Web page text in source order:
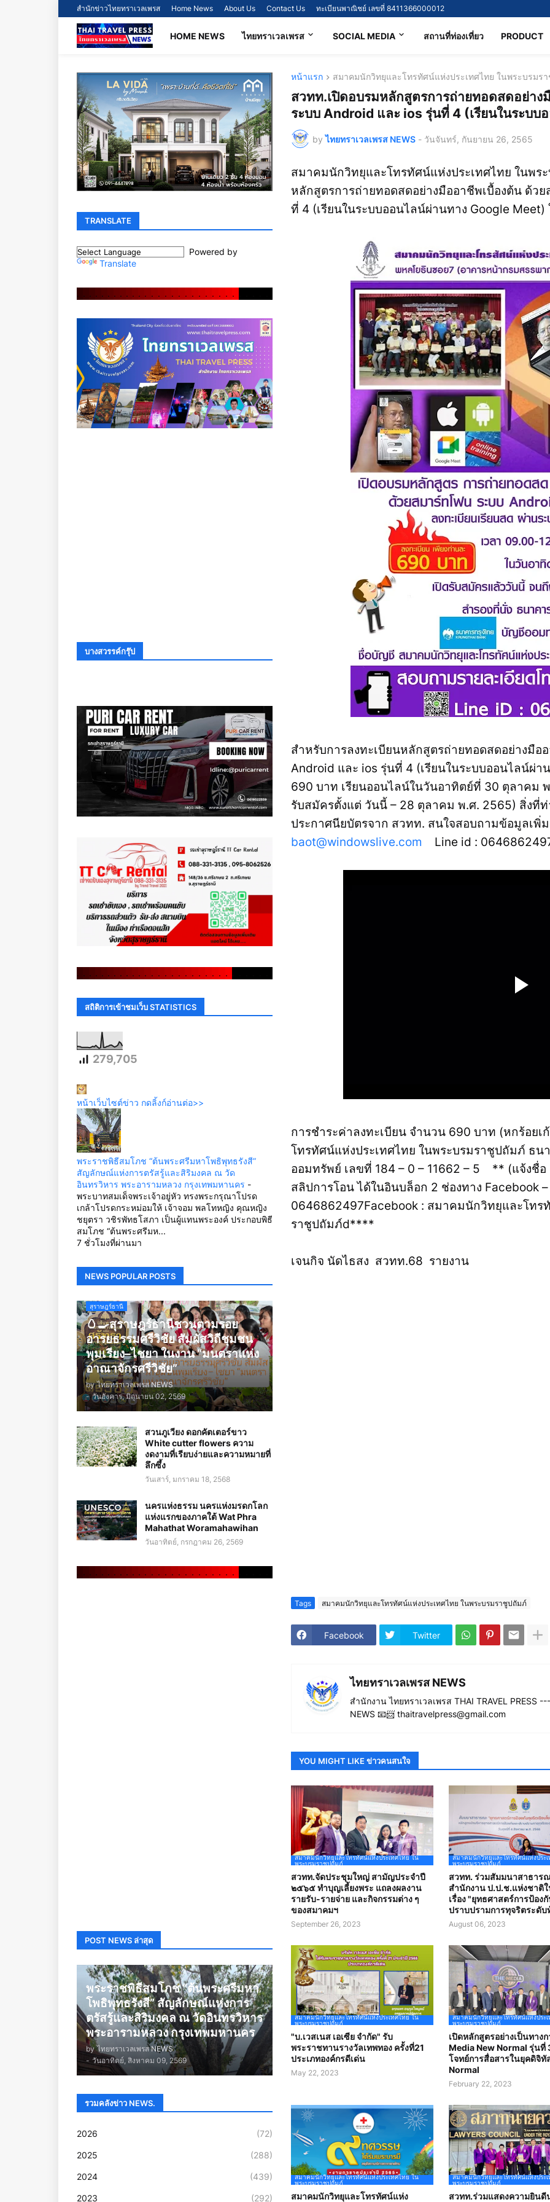
สำนักข่าวไทยทราเวลเพรส Home News About Us Contact Us ทะเบียนพาณิชย์ เลขที่ 8411366000012
HOME NEWS ไทยทราเวลเพรส SOCIAL MEDIA สถานที่ท่องเที่ยว PRODUCT
หน้าแรก สมาคมนักวิทยุและโทรทัศน์แห่งประเทศไทย ในพระบรมร
สวทท.เปิดอบรมหลักสูตรการถ่ายทอดสดอย่า
ระบบ Android และ ios รุ่นที่ 4 (เรียนในระบ
by ไทยทราเวลเพรส NEWS - วันจันทร์, กันยายน 26, 2565
สมาคมนักวิทยุและโทรทัศน์แห่งประเทศไทย ในพร
หลักสูตรการถ่ายทอดสดอย่างมืออาชีพเบื้องต้น ด้ว
ที่ 4 (เรียนในระบบออนไลน์ผ่านทาง Google
สำหรับการลงทะเบียนหลักสูตรถ่ายทอดสดอย่างมือ
Android และ ios รุ่นที่ 4 (เรียนในระบบออนไลน์ผ่า
690 บาท เรียนออนไลน์ในวันอาทิตย์ที่ 30 ตุลาคม
รับสมัครตั้งแต่ วันนี้ – 28 ตุลาคม พ.ศ. 2565) สิ่งที่ท่
ประกาศนียบัตรจาก สวทท. สนใจสอบถามข้อมูลเพิ่
baot@windowslive.com Line id :
การชำระค่าลงทะเบียน จำนวน 690 บาท (หกร้อ
โทรทัศน์แห่งประเทศไทย ในพระบรมราชูปถัมภ์ ธ
ออมทรัพย์ เลขที่ 184 – 0 – 11662 – 5 ** (แจ้งชื่อ
สลิปการโอน ได้ในอินบล็อก 2 ช่องทาง Facebook
0646862497Facebook : สมาคมนักวิทยุและโทร
ราชูปถัมภ์d****
เจนกิจ นัดไธสง สวทท.68 รายงาน
Tags สมาคมนักวิทยุและโทรทัศน์แห่งประเทศไทย ในพระบรมราชูปถัมภ์
Facebook Twitter
ไทยทราเวลเพรส NEWS
สำนักงาน ไทยทราเวลเพรส THAI TRAVEL PRESS
NEWS 📧📨 thaitravelpress@gmail.com
YOU MIGHT LIKE ข่าวคนสนใจ
สมาคมนักวิทยุและโทรทัศน์แห่งประเทศไทย ใน
พระบรมราชูปถัมภ์
สวทท.จัดประชุมใหญ่ สามัญประจำปี
๒๕๖๕ ทำบุญเลี้ยงพระ แถลงผลงาน
รายรับ-รายจ่าย และกิจกรรมต่าง ๆ
ของสมาคมฯ
September 26, 2023
สมาคมนักวิทยุและโทรทัศน์แห่งประเ
พระบรมราชูปถัมภ์
สวทท. ร่วมสัมมนาสาธาร
สำนักงาน ป.ป.ช.แห่งชาติ
เรื่อง "ยุทธศาสตร์การป้อง
ปราบปรามการทุจริตระดับ
August 06, 2023
สมาคมนักวิทยุและโทรทัศน์แห่งประเทศไทย ใน
พระบรมราชูปถัมภ์
"บ.เวสเนส เอเซีย จำกัด" รับ
พระราชทานรางวัลเทพทอง ครั้งที่21
ประเภทองค์กรดีเด่น
May 22, 2023
สมาคมนักวิทยุและโทรทัศน์แห่งประเ
พระบรมราชูปถัมภ์
เปิดหลักสูตรอย่างเป็นทางก
Media New Normal รุ่นที่
โจทย์การสื่อสารในยุคดิจิทั
Normal
February 22, 2023
สมาคมนักวิทยุและโทรทัศน์แห่งประเทศไทย ใน
พระบรมราชูปถัมภ์
สมาคมนักวิทยุและโทรทัศน์แห่ง
สมาคมนักวิทยุและโทรทัศน์แห่งประเ
พระบรมราชูปถัมภ์
สวทท.ร่วมแสดงความยินดี
TRANSLATE
Powered by
Translate
. . . . . . . . . . . . . . . . . . . . . . . .
บางสวรรค์กรุ๊ป
. . . . . . . . . . . . . . . . . . . . . . . .
สถิติการเข้าชมเว็บ STATISTICS
279,705
หน้าเว็บไซต์ข่าว กดลิ้งก์อ่านต่อ>>
พระราชพิธีสมโภช “ต้นพระศรีมหาโพธิพุทธรังสี”
สัญลักษณ์แห่งการตรัสรู้และสิริมงคล ณ วัด
อินทรวิหาร พระอารามหลวง กรุงเทพมหานคร -
พระบาทสมเด็จพระเจ้าอยู่หัว ทรงพระกรุณาโปรด
เกล้าโปรดกระหม่อมให้ เจ้าจอม พลโทหญิง คุณหญิง
ชยุตรา วชิรพัทธโสภา เป็นผู้แทนพระองค์ ประกอบพิธี
สมโภช “ต้นพระศรีมห...
7 ชั่วโมงที่ผ่านมา
NEWS POPULAR POSTS
สุราษฎร์ธานี
🥚🍳สุราษฎร์ธานีชวนตามรอย
อารยธรรมศรีวิชัย สัมผัสวิถีชุมชน
พุมเรียง–ไชยา ในงาน “มนตราแห่ง
อาณาจักรศรีวิชัย”
by ไทยทราเวลเพรส NEWS
- วันอังคาร, มิถุนายน 02, 2569
สวนภูเวียง ดอกคัตเตอร์ขาว
White cutter flowers ความ
งดงามที่เรียบง่ายและความหมายที่
ลึกซึ้ง
วันเสาร์, มกราคม 18, 2568
นครแห่งธรรม นครแห่งมรดกโลก
แห่งแรกของภาคใต้ Wat Phra
Mahathat Woramahawihan
วันอาทิตย์, กรกฎาคม 26, 2569
. . . . . . . . . . . . . . . . . . . . . . . . .
POST NEWS ล่าสุด
พระราชพิธีสมโภช “ต้นพระศรีมหา
โพธิพุทธรังสี” สัญลักษณ์แห่งการ
ตรัสรู้และสิริมงคล ณ วัดอินทรวิหาร
พระอารามหลวง กรุงเทพมหานคร
by ไทยทราเวลเพรส NEWS
- วันอาทิตย์, สิงหาคม 09, 2569
รวมคลังข่าว NEWS.
2026 (72)
2025 (288)
2024 (439)
2023 (292)